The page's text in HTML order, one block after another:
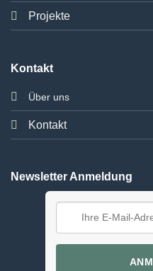
Projekte
Kontakt
Über uns
Kontakt
Newsletter Anmeldung